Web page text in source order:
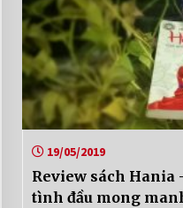
19/05/2019
Review sách
tình đầu mong